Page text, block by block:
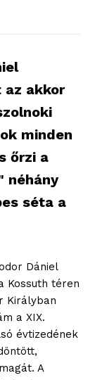
akkor
minden
őrzi a
néhány
séta a
Dániel
Kossuth téren
Királyban
a XIX.
évtizedének
A